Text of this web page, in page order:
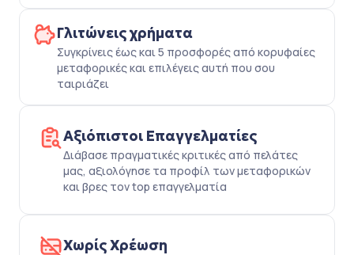
Γλιτώνεις χρήματα
Συγκρίνεις έως και 5 προσφορές από κορυφαίες
μεταφορικές και επιλέγεις αυτή που σου
ταιριάζει
Αξιόπιστοι Επαγγελματίες
Διάβασε πραγματικές κριτικές από πελάτες
μας, αξιολόγησε τα προφίλ των μεταφορικών
και βρες τον top επαγγελματία
Χωρίς Χρέωση